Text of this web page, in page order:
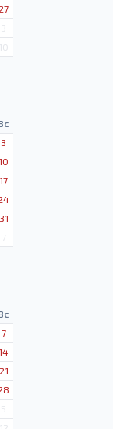
27
3
10
3
10
17
31
7
7
14
21
5